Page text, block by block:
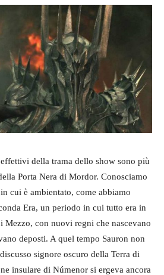
della trama dello show sono più
Porta Nera di Mordor. Conosciamo
cui è ambientato, come abbiamo
Era, un periodo in cui tutto era in
Mezzo, con nuovi regni che nascevano
deposti. A quel tempo Sauron non
signore oscuro della Terra di
insulare di Númenor si ergeva ancora